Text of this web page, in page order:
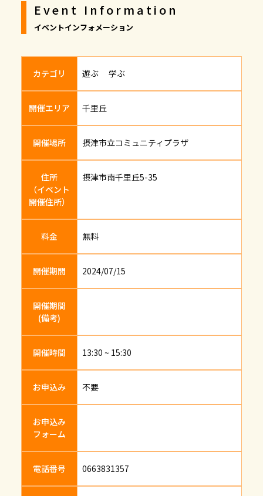
Event Information
イベントインフォメーション
カテゴリ 遊ぶ 学ぶ
開催エリア 千里丘
開催場所 摂津市立コミュニティプラザ
住所
（イベント
開催住所）
摂津市南千里丘5-35
料金 無料
開催期間 2024/07/15
開催期間
(備考)
開催時間 13:30 ~ 15:30
お申込み 不要
お申込み
フォーム
電話番号 0663831357